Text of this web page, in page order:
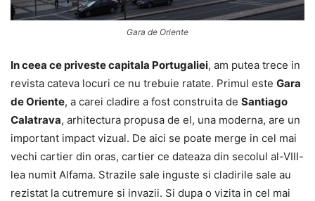
Gara de Oriente
In ceea ce priveste capitala Portugaliei, am putea trece in
revista cateva locuri ce nu trebuie ratate. Primul este Gara
de Oriente, a carei cladire a fost construita de Santiago
Calatrava, arhitectura propusa de el, una moderna, are un
important impact vizual. De aici se poate merge in cel mai
vechi cartier din oras, cartier ce dateaza din secolul al-VIII-
lea numit Alfama. Strazile sale inguste si cladirile sale au
rezistat la cutremure si invazii. Si dupa o vizita in cel mai